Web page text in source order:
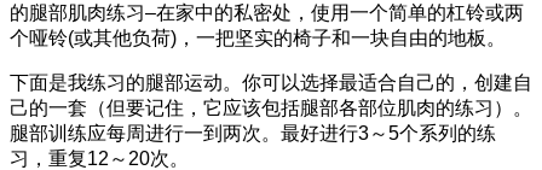
的腿部肌肉练习–在家中的私密处，使用一个简单的杠铃或两
个哑铃(或其他负荷)，一把坚实的椅子和一块自由的地板。
下面是我练习的腿部运动。你可以选择最适合自己的，创建自
己的一套（但要记住，它应该包括腿部各部位肌肉的练习）。
腿部训练应每周进行一到两次。最好进行3～5个系列的练
习，重复12～20次。